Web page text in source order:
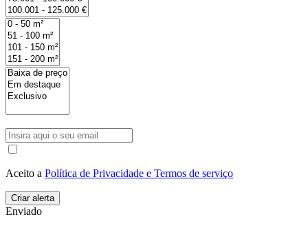
Aceito a Política de Privacidade e Termos de serviço
Enviado